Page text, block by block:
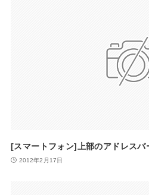
[スマートフォン]上部のアドレスバ
2012年2月17日